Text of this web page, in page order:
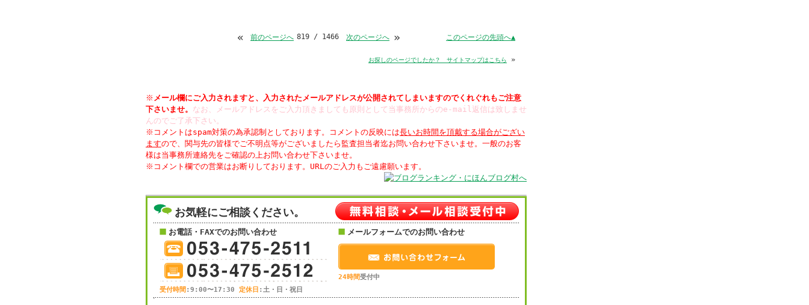
« 前のページへ 819 / 1466 次のページへ » このページの先頭へ▲
お探しのページでしたか？ サイトマップはこちら »
※ メール欄にご入力されますと、入力された
されてしまいますのでくれぐれもご注意
下さいませ。 なお、メールアドレスをご入力頂きましても原則として当事務所からのe-mail返信は致しませ
んのでご了承下さい。
※コメントはspam対策の為承認制としております。コメントの反映には長いお時間を頂戴する場合がござい
ますので、関与先の皆様でご不明点等がございましたら監査担当者迄お問い合わせ下さいませ。一般のお客
様は当事務所連絡先をご確認の上お問い合わせ下さいませ。
お気軽にご相談ください。
お電話・FAXでのお問い合わせ
受付時間 :9:00〜17:30 定休日 :土・日・祝日
メールフォームでのお問い合わせ
24時間受付中